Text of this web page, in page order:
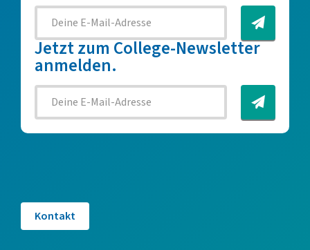
Jetzt zum College-Newsletter
anmelden.
Kontakt